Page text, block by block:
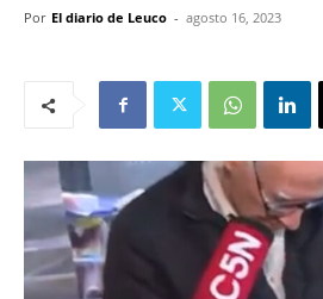
Por El diario de Leuco - agosto 16, 2023